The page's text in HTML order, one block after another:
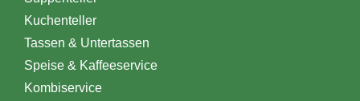
Kuchenteller
Tassen & Untertassen
Speise & Kaffeeservice
Kombiservice